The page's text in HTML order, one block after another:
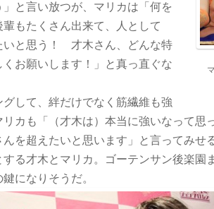
と言い放つが、 マリカは「何を
もたくさん出来て、人として
いと思う！ 才木さん、どんな特
くお願いします！」と真っ直ぐな
して、 絆だけでなく筋繊維も強
リカも「（才木は）本当に強いなって思
を超えたいと思います」と言ってみせる
る才木とマリカ。 ゴーテンサン後楽園
になりそうだ。